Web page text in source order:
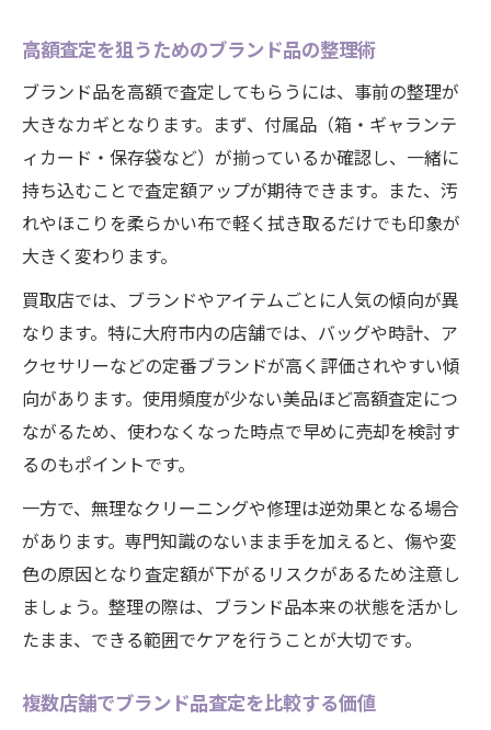
化
ブランド品買取店を比較する際の着眼点
安心してブランド品を売るためのサポート
体制
不要なブランド品を高く売るための査定ポイン
ト集
ブランド品査定で高評価を得るための工夫
付属品や証明書がブランド品査定に与える
影響
ブランド品のメンテナンス方法と査定額の
関係
傷や汚れがあるブランド品の高額査定対策
ブランド品の流行や人気が査定に及ぼす影
響
大府市エリアのブランド品高価買取の傾向を探
る
ブランド品高価買取の大府市独自の背景と
は
み
高額査定を狙うためのブランド品の整理術
ブランド品を高額で査定してもらうには、事前の整理が
大きなカギとなります。まず、付属品（箱・ギャランテ
ィカード・保存袋など）が揃っているか確認し、一緒に
持ち込むことで査定額アップが期待できます。また、汚
れやほこりを柔らかい布で軽く拭き取るだけでも印象が
大きく変わります。
買取店では、ブランドやアイテムごとに人気の傾向が異
なります。特に大府市内の店舗では、バッグや時計、ア
クセサリーなどの定番ブランドが高く評価されやすい傾
向があります。使用頻度が少ない美品ほど高額査定につ
ながるため、使わなくなった時点で早めに売却を検討す
るのもポイントです。
一方で、無理なクリーニングや修理は逆効果となる場合
があります。専門知識のないまま手を加えると、傷や変
色の原因となり査定額が下がるリスクがあるため注意し
ましょう。整理の際は、ブランド品本来の状態を活かし
たまま、できる範囲でケアを行うことが大切です。
複数店舗でブランド品査定を比較する価値